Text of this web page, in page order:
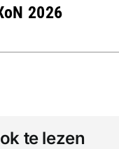
2026
te lezen